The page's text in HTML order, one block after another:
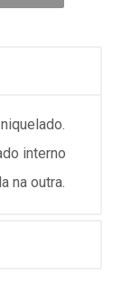
interno
na outra.